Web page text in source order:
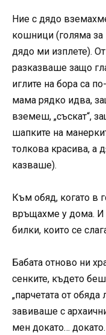
Ние с дядо
кошници (голяма за
дядо ми изплете).
разказваше защо
иглите на бора са
мама рядко идва,
вземеш, „съскат“,
шапките на
толкова красива, а
казваше).
Към обяд, когато в
връщахме у дома. И
билки, които се
Бабата отново ни
сенките, където
„парчетата от
завиваше с
мен докато…